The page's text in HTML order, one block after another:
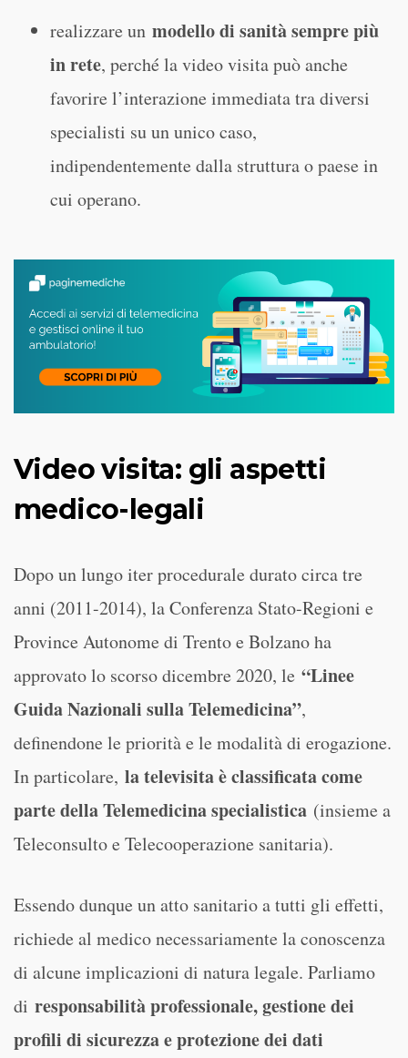
realizzare un modello di sanità sempre più
in rete, perché la video visita può anche
favorire l’interazione immediata tra diversi
specialisti su un unico caso,
indipendentemente dalla struttura o paese in
cui operano.
Video visita: gli aspetti
medico-legali
Dopo un lungo iter procedurale durato circa tre
anni (2011-2014), la Conferenza Stato-Regioni e
Province Autonome di Trento e Bolzano ha
approvato lo scorso dicembre 2020, le “Linee
Guida Nazionali sulla Telemedicina”,
definendone le priorità e le modalità di erogazione.
In particolare, la televisita è classificata come
parte della Telemedicina specialistica (insieme a
Teleconsulto e Telecooperazione sanitaria).
Essendo dunque un atto sanitario a tutti gli effetti,
richiede al medico necessariamente la conoscenza
di alcune implicazioni di natura legale. Parliamo
di responsabilità professionale, gestione dei
profili di sicurezza e protezione dei dati